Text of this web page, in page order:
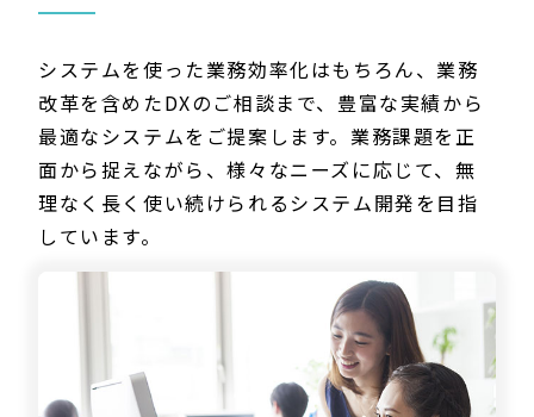
システムを使った業務効率化はもちろん、業務
改革を含めたDXのご相談まで、豊富な実績から
最適なシステムをご提案します。業務課題を正
面から捉えながら、様々なニーズに応じて、無
理なく長く使い続けられるシステム開発を目指
しています。